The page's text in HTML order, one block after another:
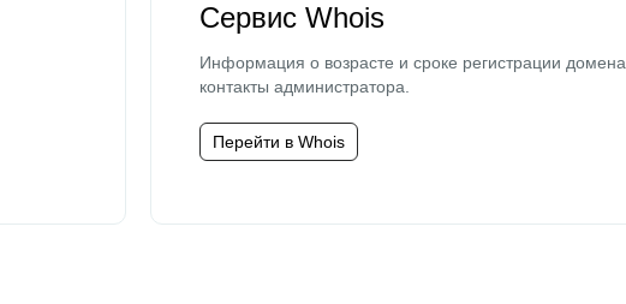
Сервис Whois
Информация о возрасте и сроке регистрации домена,
контакты администратора.
Перейти в Whois